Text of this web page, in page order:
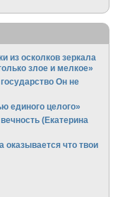
из осколков зеркала
злое и мелкое»
Он не
единого целого»
(Екатерина
оказывается что твои